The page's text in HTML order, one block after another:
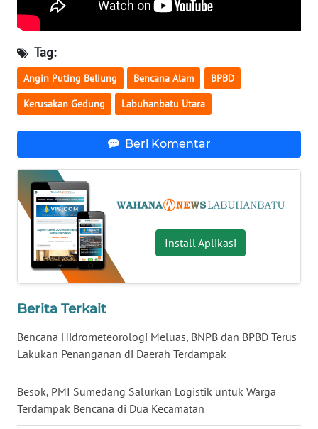
Tag:
Angin Puting Beliung Bencana Alam BPBD
Kerusakan Gedung Labuhanbatu Utara
Beri Komentar
Install Aplikasi
Berita Terkait
Bencana Hidrometeorologi Meluas, BNPB dan BPBD Terus
Lakukan Penanganan di Daerah Terdampak
Besok, PMI Sumedang Salurkan Logistik untuk Warga
Terdampak Bencana di Dua Kecamatan
WN
WN
KALBAR
WN
KALTARA
WN
KALSEL
WN
WN
SULSEL
WN
GORONTALO